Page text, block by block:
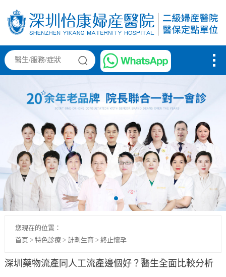
您現在的位置：
首页 > 特色診療> 計劃生育> 終止懷孕
深圳藥物流產同人工流產邊個好？醫生全面比較分析